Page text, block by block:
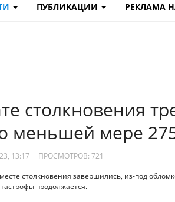
ПУБЛИКАЦИИ РЕКЛАМА
столкновения
меньшей мере
13:17 ПРОСМОТРОВ: 721
столкновения завершились, из-под
продолжается.